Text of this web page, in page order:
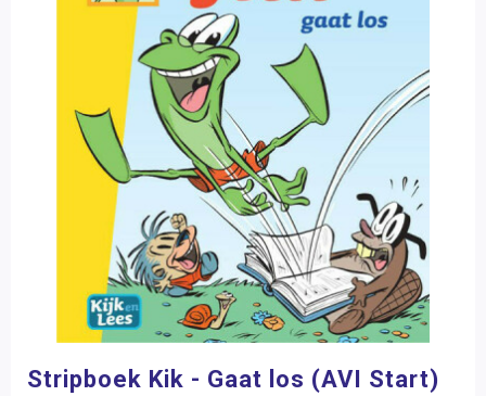
Stripboek Kik - Gaat los (AVI Start)